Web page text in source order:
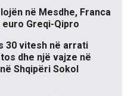
në Mesdhe, Franca
Greqi-Qipro
30 vitesh në arrati
dhe një vajze në
Shqipëri Sokol